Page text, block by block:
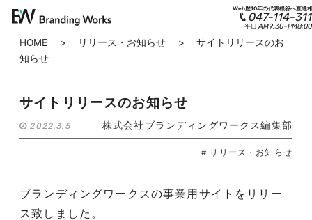
Web歴10年の代表根谷へ直通
047-114-
平日 AM9:30~PM8:00
HOME > リリース・お知らせ >
サイトリリースのお
知らせ
サイトリリースのお知らせ
2022.3.5 株式会社ブランディングワークス編集部
# リリース・お知らせ
ブランディングワークスの事業用サイトをリリー
ス致しました。